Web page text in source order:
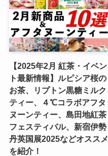
【2025年2月 紅茶・イベン
ト最新情報】ルピシア桜の
お茶、リプトン黒糖ミルク
ティー、４℃コラボアフタ
ヌーンティー、島田地紅茶
フェスティバル、新宿伊勢
丹英国展2025などオススメ
を紹介！